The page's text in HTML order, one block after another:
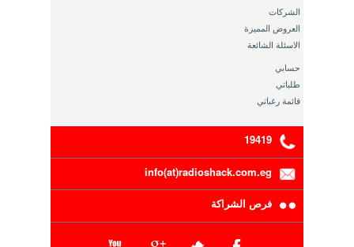
الشركات
العروض المميزة
الاسئلة الشائعة
حسابي
طلباتي
قائمة رغباتي
19419
info(at)radioshack.com.eg
فرص الشراكة